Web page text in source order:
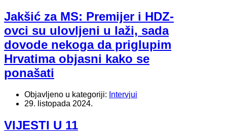
Jakšić za MS: Premijer i HDZ-
ovci su ulovljeni u laži, sada
dovode nekoga da priglupim
Hrvatima objasni kako se
ponašati
Objavljeno u kategoriji: Intervjui
29. listopada 2024.
VIJESTI U 11